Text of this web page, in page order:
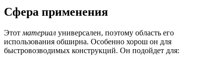
Сфера применения
Этот материал универсален, поэтому область его
использования обширна. Особенно хорош он для
быстровозводимых конструкций. Он подойдет для: